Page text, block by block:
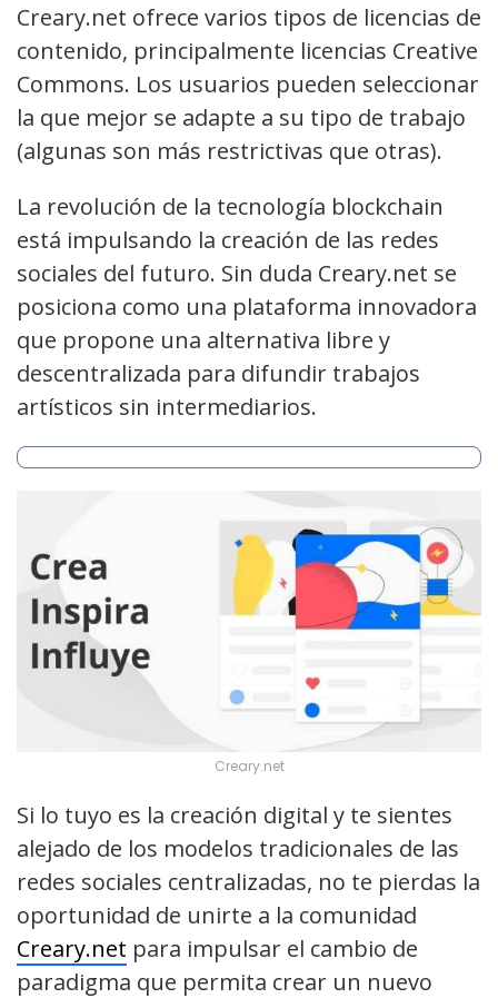
Creary.net ofrece varios tipos de licencias de
contenido, principalmente licencias Creative
Commons. Los usuarios pueden seleccionar
la que mejor se adapte a su tipo de trabajo
(algunas son más restrictivas que otras).
La revolución de la tecnología blockchain
está impulsando la creación de las redes
sociales del futuro. Sin duda Creary.net se
posiciona como una plataforma innovadora
que propone una alternativa libre y
descentralizada para difundir trabajos
artísticos sin intermediarios.
Creary.net
Si lo tuyo es la creación digital y te sientes
alejado de los modelos tradicionales de las
redes sociales centralizadas, no te pierdas la
oportunidad de unirte a la comunidad
Creary.net para impulsar el cambio de
paradigma que permita crear un nuevo